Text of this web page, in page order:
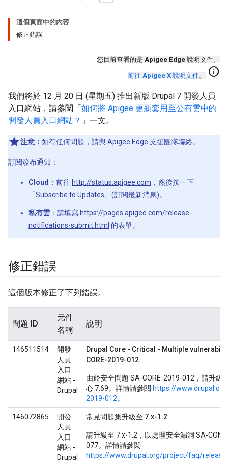
這個頁面中的內容
修正錯誤
您目前查看的是 Apigee Edge 說明文件。
前往 Apigee X 說明文件。 info
我們將於 12 月 20 日 (星期五) 推出新版 Drupal 7 開發人員
入口網站，請參閱「如何將 Apigee 更新套用至公有雲中的
開發人員入口網站？ 」一文。
注意： 如有任何問題，請與Apigee Edge 支援團隊聯絡。
訂閱發布通知：
Cloud ：前往 http://status.apigee.com ，然後按一下
「Subscribe to Updates」(訂閱最新消息)。
私有雲 ：請填寫 https://pages.apigee.com/release-
notifications-submit.html 的表單。
修正錯誤
這個版本修正了下列錯誤。
問題 ID
元件
名稱
說明
146511514
開發
人員
入口
網站 -
Drupal
Drupal Core - Critical - Multiple
CORE-2019-012
由於安全問題 SA-CORE-2019-012，請升級
心 7.69。詳情請參閱 https://
2019-012。
146072865
開發
人員
入口
網站 -
Drupal
常見問題集升級至 7.x-1.2
請升級至 7.x-1.2，以處理安全漏洞 SA-
077。詳情請參閱
https://www.drupal.org/project/faq/